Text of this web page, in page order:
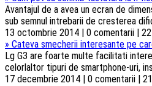
Avantajul de a avea un ecran de
sub semnul intrebarii de cresterea
13 octombrie 2014 | 0 comentarii |
» Cateva smecherii interesante pe
Lg G3 are foarte multe facilitati
celorlaltor tipuri de smartphone-uri,
17 decembrie 2014 | 0 comentarii |